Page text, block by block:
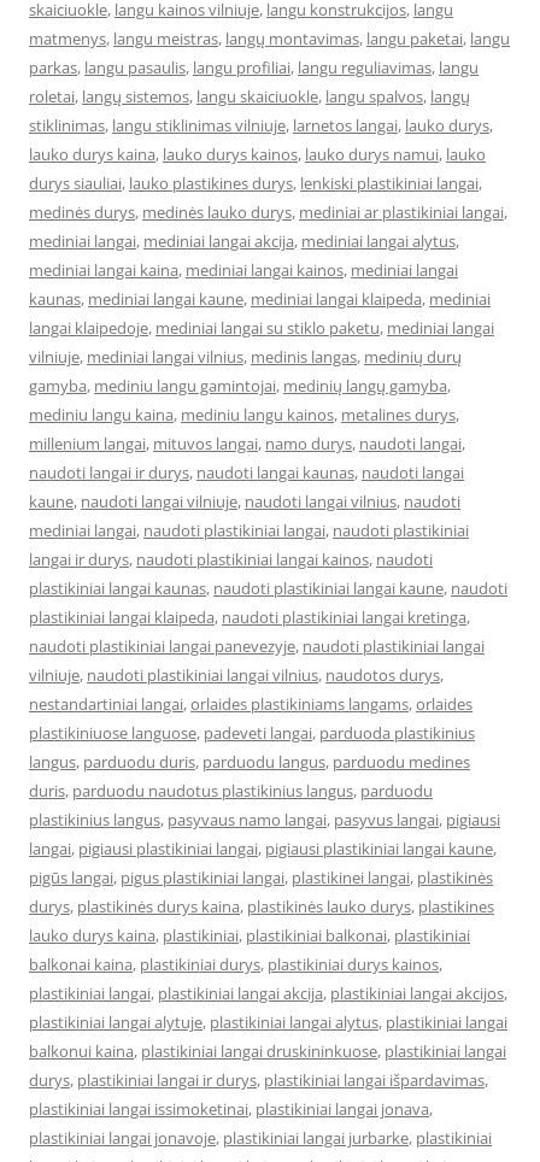
skaiciuokle, langu kainos vilniuje, langu konstrukcijos, langu
matmenys, langu meistras, langų montavimas, langu paketai, langu
parkas, langu pasaulis, langu profiliai, langu reguliavimas, langu
roletai, langų sistemos, langu skaiciuokle, langu spalvos, langų
stiklinimas, langu stiklinimas vilniuje, larnetos langai, lauko durys,
lauko durys kaina, lauko durys kainos, lauko durys namui, lauko
durys siauliai, lauko plastikines durys, lenkiski plastikiniai langai,
medinės durys, medinės lauko durys, mediniai ar plastikiniai langai,
mediniai langai, mediniai langai akcija, mediniai langai alytus,
mediniai langai kaina, mediniai langai kainos, mediniai langai
kaunas, mediniai langai kaune, mediniai langai klaipeda, mediniai
langai klaipedoje, mediniai langai su stiklo paketu, mediniai langai
vilniuje, mediniai langai vilnius, medinis langas, medinių durų
gamyba, mediniu langu gamintojai, medinių langų gamyba,
mediniu langu kaina, mediniu langu kainos, metalines durys,
millenium langai, mituvos langai, namo durys, naudoti langai,
naudoti langai ir durys, naudoti langai kaunas, naudoti langai
kaune, naudoti langai vilniuje, naudoti langai vilnius, naudoti
mediniai langai, naudoti plastikiniai langai, naudoti plastikiniai
langai ir durys, naudoti plastikiniai langai kainos, naudoti
plastikiniai langai kaunas, naudoti plastikiniai langai kaune, naudoti
plastikiniai langai klaipeda, naudoti plastikiniai langai kretinga,
naudoti plastikiniai langai panevezyje, naudoti plastikiniai langai
vilniuje, naudoti plastikiniai langai vilnius, naudotos durys,
nestandartiniai langai,orlaides plastikiniams langams,orlaides
plastikiniuose languose, padeveti langai, parduoda plastikinius
langus, parduodu duris, parduodu langus, parduodu medines
duris, parduodu naudotus plastikinius langus, parduodu
plastikinius langus, pasyvaus namo langai, pasyvus langai, pigiausi
langai, pigiausi plastikiniai langai, pigiausi plastikiniai langai kaune,
pigūs langai, pigus plastikiniai langai, plastikinei langai, plastikinės
durys, plastikinės durys kaina, plastikinės lauko durys, plastikines
lauko durys kaina, plastikiniai, plastikiniai balkonai, plastikiniai
balkonai kaina, plastikiniai durys, plastikiniai durys kainos,
plastikiniai langai, plastikiniai langai akcija, plastikiniai langai akcijos,
plastikiniai langai alytuje, plastikiniai langai alytus, plastikiniai langai
balkonui kaina, plastikiniai langai druskininkuose, plastikiniai langai
durys, plastikiniai langai ir durys, plastikiniai langai išpardavimas,
plastikiniai langai issimoketinai, plastikiniai langai jonava,
plastikiniai langai jonavoje, plastikiniai langai jurbarke, plastikiniai